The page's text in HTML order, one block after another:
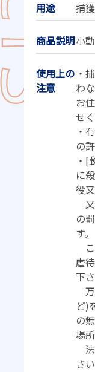
用途 捕
商品説明小
使用上の
注意
・
わ
お
せ
・
の
・[
に
役
の
す。
こ
虐
下さ
ど)
の
場
さい